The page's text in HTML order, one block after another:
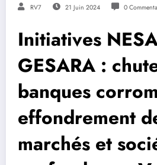
RV7 21 Juin 2024 0
Initiatives
GESARA :
banques
effondrement
marchés et